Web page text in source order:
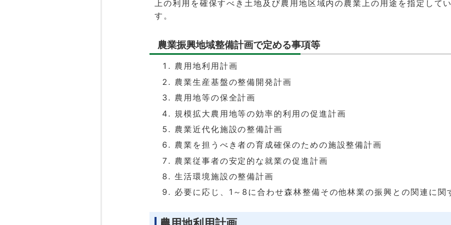
上の利用を確保すべき土地及び農用地区域内の農業上の用途を指定して
す。
農業振興地域整備計画で定める事項等
農用地利用計画
農業生産基盤の整備開発計画
農用地等の保全計画
規模拡大農用地等の効率的利用の促進計画
農業近代化施設の整備計画
農業を担うべき者の育成確保のための施設整備計画
農業従事者の安定的な就業の促進計画
生活環境施設の整備計画
必要に応じ、1～8に合わせ森林整備その他林業の振興との関連に関